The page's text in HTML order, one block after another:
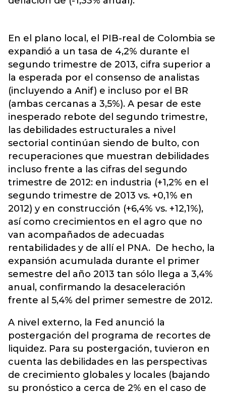
En el plano local, el PIB-real de Colombia se
expandió a un tasa de 4,2% durante el
segundo trimestre de 2013, cifra superior a
la esperada por el consenso de analistas
(incluyendo a Anif) e incluso por el BR
(ambas cercanas a 3,5%). A pesar de este
inesperado rebote del segundo trimestre,
las debilidades estructurales a nivel
sectorial continúan siendo de bulto, con
recuperaciones que muestran debilidades
incluso frente a las cifras del segundo
trimestre de 2012: en industria (+1,2% en el
segundo trimestre de 2013 vs. +0,1% en
2012) y en construcción (+6,4% vs. +12,1%),
así como crecimientos en el agro que no
van acompañados de adecuadas
rentabilidades y de allí el PNA. De hecho, la
expansión acumulada durante el primer
semestre del año 2013 tan sólo llega a 3,4%
anual, confirmando la desaceleración
frente al 5,4% del primer semestre de 2012.
A nivel externo, la Fed anunció la
postergación del programa de recortes de
liquidez. Para su postergación, tuvieron en
cuenta las debilidades en las perspectivas
de crecimiento globales y locales (bajando
su pronóstico a cerca de 2% en el caso de